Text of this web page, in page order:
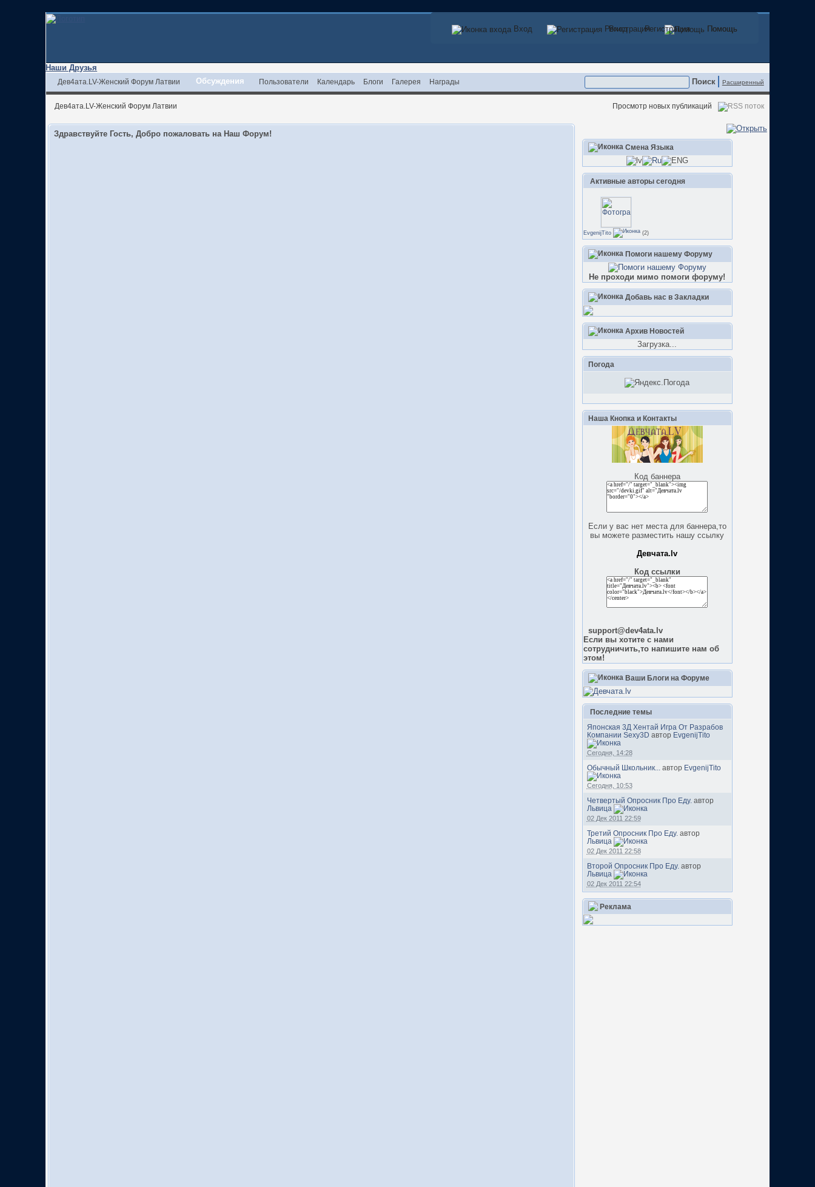
Вход Регистрация Помощь
Вход Регистрация Помощь
Наши Друзья
Расширенный
Дев4ата.LV-Женский Форум Латвии Обсуждения Пользователи Календарь Блоги Галерея Награды
Дев4ата.LV-Женский Форум Латвии Просмотр новых публикаций
Смена Языка
Активные авторы сегодня
EvgenijTito (2)
Помоги нашему Форуму
Не проходи мимо помоги форуму!
Добавь нас в Закладки
Архив Новостей
Загрузка...
Погода
Наша Кнопка и Контакты
Код баннера
Если у вас нет места для баннера,то
вы можете разместить нашу ссылку
Девчата.lv
Код ссылки
support@dev4ata.lv
Если вы хотите с нами
сотрудничить,то напишите нам об
этом!
Ваши Блоги на Форуме
Последние темы
Японская 3Д Хентай Игра От Разрабов
Компании Sexy3D автор EvgenijTito
Сегодня, 14:28
Обычный Школьник... автор EvgenijTito
Сегодня, 10:53
Четвертый Опросник Про Еду. автор
Львица
02 Дек 2011 22:59
Третий Опросник Про Еду. автор
Львица
02 Дек 2011 22:58
Второй Опросник Про Еду. автор
Львица
02 Дек 2011 22:54
Реклама
Здравствуйте Гость, Добро пожаловать на Наш Форум!